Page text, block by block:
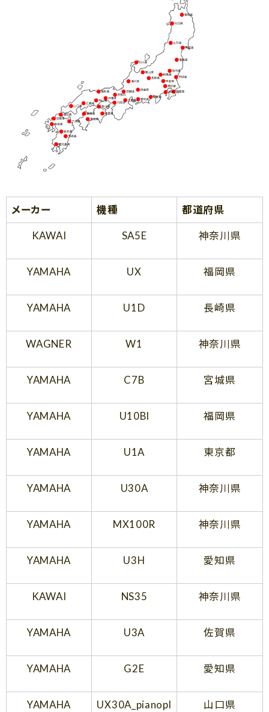
メーカー 機種 都道府県
KAWAI SA5E 神奈川県
YAMAHA UX 福岡県
YAMAHA U1D 長崎県
WAGNER W1 神奈川県
YAMAHA C7B 宮城県
YAMAHA U10Bl 福岡県
YAMAHA U1A 東京都
YAMAHA U30A 神奈川県
YAMAHA MX100R 神奈川県
YAMAHA U3H 愛知県
KAWAI NS35 神奈川県
YAMAHA U3A 佐賀県
YAMAHA G2E 愛知県
YAMAHA
UX30A_pianopl
山口県